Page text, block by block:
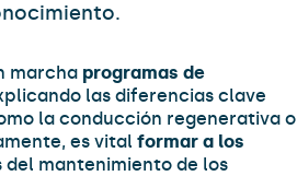
marcha programas de
las diferencias clave
la conducción regenerativa o
es vital formar a los
mantenimiento de los